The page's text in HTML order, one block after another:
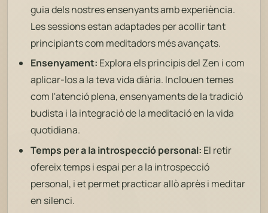
guia dels nostres ensenyants amb experiència.
Les sessions estan adaptades per acollir tant
principiants com meditadors més avançats.
Ensenyament: Explora els principis del Zen i com
aplicar-los a la teva vida diària. Inclouen temes
com l'atenció plena, ensenyaments de la tradició
budista i la integració de la meditació en la vida
quotidiana.
Temps per a la introspecció personal: El retir
ofereix temps i espai per a la introspecció
personal, i et permet practicar allò après i meditar
en silenci.